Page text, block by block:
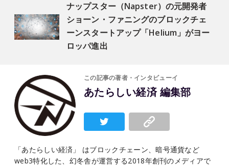
ナップスター（Napster）の元開発者
ショーン・ファニングのブロックチェ
ーンスタートアップ「Helium」がヨー
ロッパ進出
この記事の著者・インタビューイ
あたらしい経済 編集部
「あたらしい経済」 はブロックチェーン、暗号通貨など
web3特化した、幻冬舎が運営する2018年創刊のメディアで